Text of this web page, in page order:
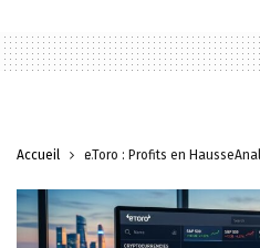
Accueil eToro : Profits en